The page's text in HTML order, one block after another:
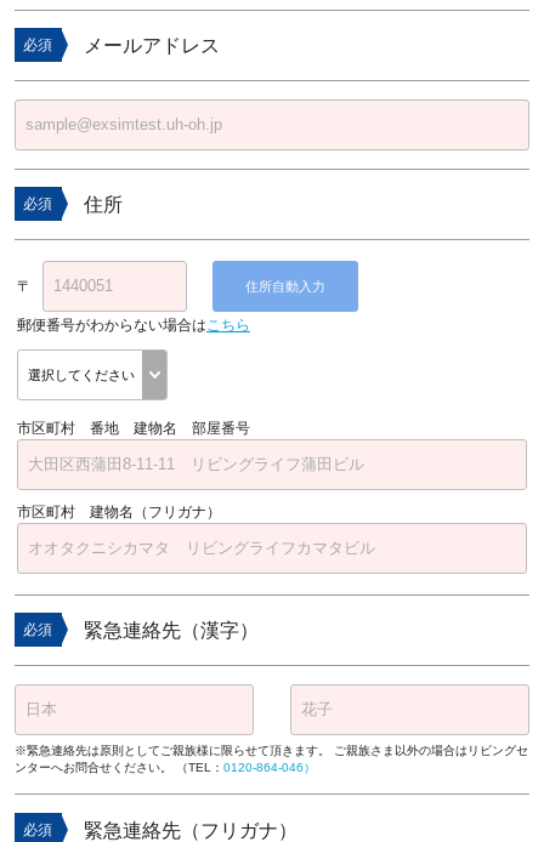
必須 メールアドレス
必須 住所
〒 住所自動入力
郵便番号がわからない場合はこちら
市区町村 番地 建物名 部屋番号
市区町村 建物名（フリガナ）
必須 緊急連絡先（漢字）
※緊急連絡先は原則としてご親族様に限らせて頂きます。 ご親族さま以外の場合はリビングセ
ンターへお問合せください。 （TEL： 0120-864-046）
必須 緊急連絡先（フリガナ）